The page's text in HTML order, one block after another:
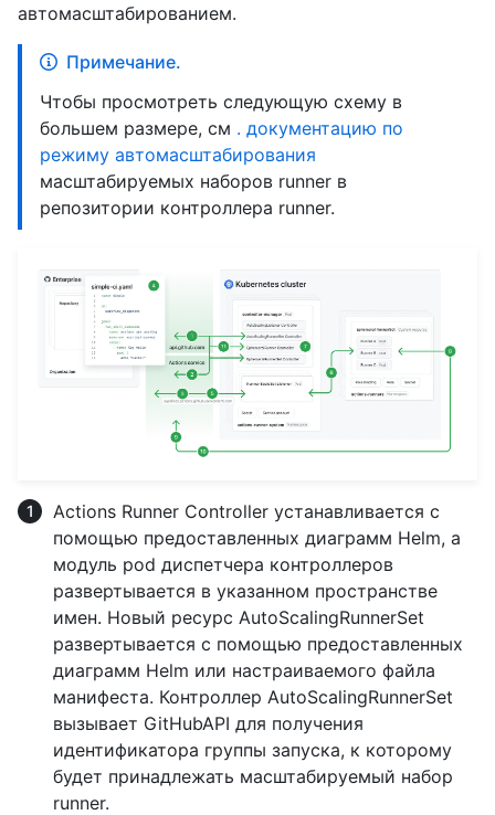
автомасштабированием.
Примечание.
Чтобы просмотреть следующую схему в
большем размере, см . документацию по
режиму автомасштабирования
масштабируемых наборов runner в
репозитории контроллера runner.
Actions Runner Controller устанавливается с
помощью предоставленных диаграмм Helm, а
модуль pod диспетчера контроллеров
развертывается в указанном пространстве
имен. Новый ресурс AutoScalingRunnerSet
развертывается с помощью предоставленных
диаграмм Helm или настраиваемого файла
манифеста. Контроллер AutoScalingRunnerSet
вызывает GitHubAPI для получения
идентификатора группы запуска, к которому
будет принадлежать масштабируемый набор
runner.